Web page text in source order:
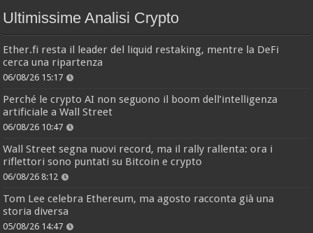
Ultimissime Analisi Crypto
Ether.fi resta il leader del liquid restaking, mentre la DeFi
cerca una ripartenza
06/08/26 15:17
Perché le crypto AI non seguono il boom dell’intelligenza
artificiale a Wall Street
06/08/26 10:47
Wall Street segna nuovi record, ma il rally rallenta: ora i
riflettori sono puntati su Bitcoin e crypto
06/08/26 8:12
Tom Lee celebra Ethereum, ma agosto racconta già una
storia diversa
05/08/26 14:47